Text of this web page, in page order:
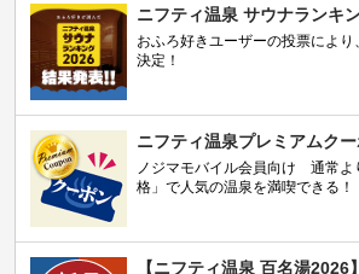
ニフティ温泉 サウナランキ
おふろ好きユーザーの投票によ
決定！
ニフティ温泉プレミアムク
ノジマモバイル会員向け 通常よ
格」で人気の温泉を満喫できる！
【ニフティ温泉 百名湯2026】